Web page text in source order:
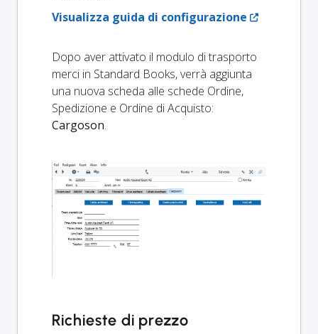
Visualizza guida di configurazione
Dopo aver attivato il modulo di trasporto
merci in Standard Books, verrà aggiunta
una nuova scheda alle schede Ordine,
Spedizione e Ordine di Acquisto:
Cargoson.
Richieste di prezzo